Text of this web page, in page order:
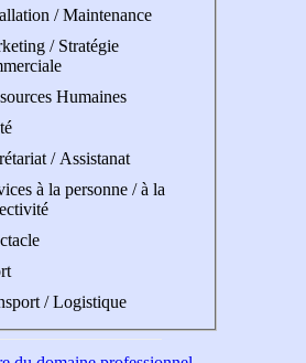
/ Maintenance
/ Stratégie
Humaines
/ Assistanat
à la personne / à la
/ Logistique